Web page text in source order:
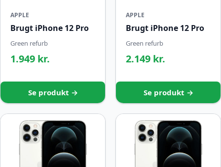
APPLE
Brugt iPhone 12 Pro
Green refurb
1.949 kr.
Se produkt →
APPLE
Brugt iPhone 12 Pro
Green refurb
2.149 kr.
Se produkt →